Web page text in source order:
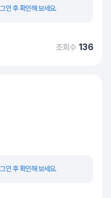
인 후 확인해 보세요.
조회수 136
인 후 확인해 보세요.